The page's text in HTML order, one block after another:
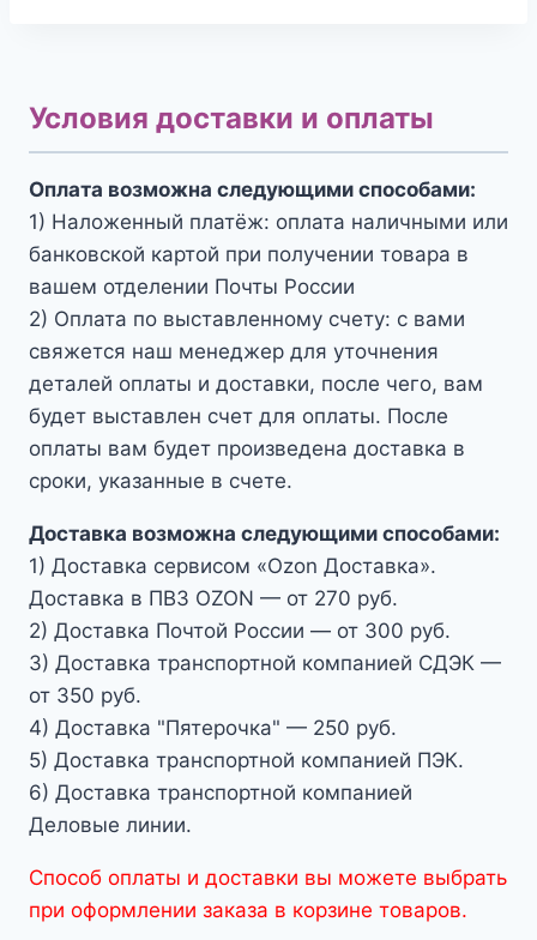
Условия доставки и оплаты
Оплата возможна следующими способами:
1) Наложенный платёж: оплата наличными или
банковской картой при получении товара в
вашем отделении Почты России
2) Оплата по выставленному счету: с вами
свяжется наш менеджер для уточнения
деталей оплаты и доставки, после чего, вам
будет выставлен счет для оплаты. После
оплаты вам будет произведена доставка в
сроки, указанные в счете.
Доставка возможна следующими способами:
1) Доставка сервисом «Ozon Доставка».
Доставка в ПВЗ OZON — от 270 руб.
2) Доставка Почтой России — от 300 руб.
3) Доставка транспортной компанией СДЭК —
от 350 руб.
4) Доставка "Пятерочка" — 250 руб.
5) Доставка транспортной компанией ПЭК.
6) Доставка транспортной компанией
Деловые линии.
Способ оплаты и доставки вы можете выбрать
при оформлении заказа в корзине товаров.